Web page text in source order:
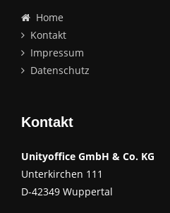
Home
Kontakt
Impressum
Datenschutz
Kontakt
Unityoffice GmbH & Co. KG
Unterkirchen 111
D-42349 Wuppertal